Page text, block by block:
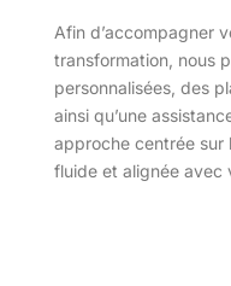
Afin d’accompagner
transformation, nous
personnalisées, des
ainsi qu’une
approche centrée sur
fluide et alignée avec